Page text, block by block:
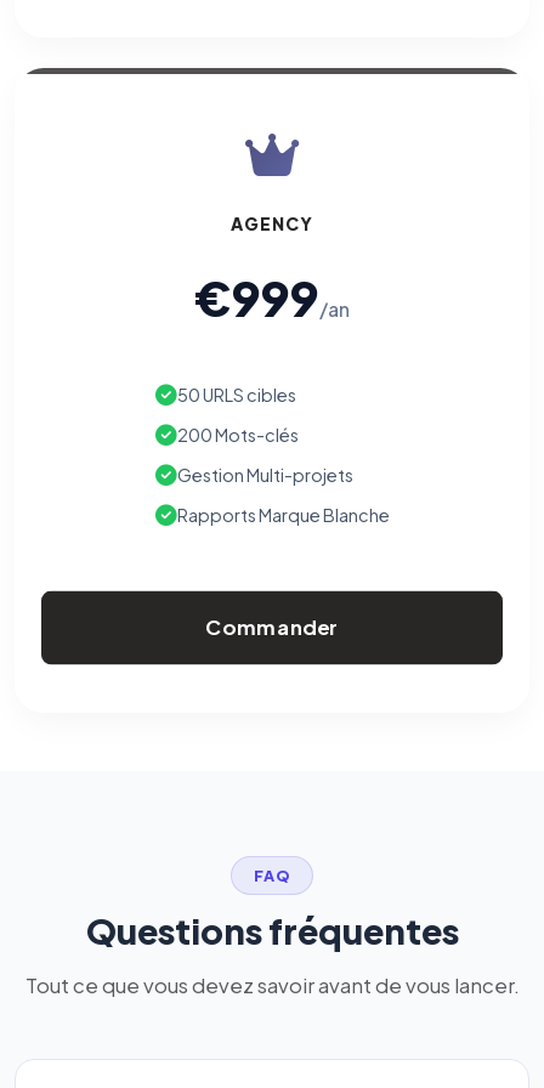
AGENCY
€999/an
50 URLS cibles
200 Mots-clés
Gestion Multi-projets
Rapports Marque Blanche
Commander
FAQ
Questions fréquentes
Tout ce que vous devez savoir avant de vous lancer.